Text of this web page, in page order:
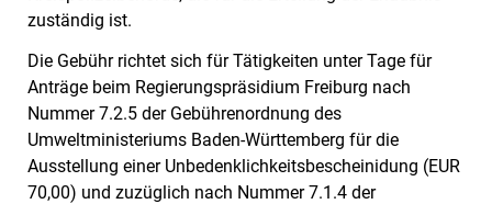
zuständig ist.
Die Gebühr richtet sich für Tätigkeiten unter Tage für
Anträge beim Regierungspräsidium Freiburg nach
Nummer 7.2.5 der Gebührenordnung des
Umweltministeriums Baden-Württemberg für die
Ausstellung einer Unbedenklichkeitsbescheinidung (EUR
70,00) und zuzüglich nach Nummer 7.1.4 der